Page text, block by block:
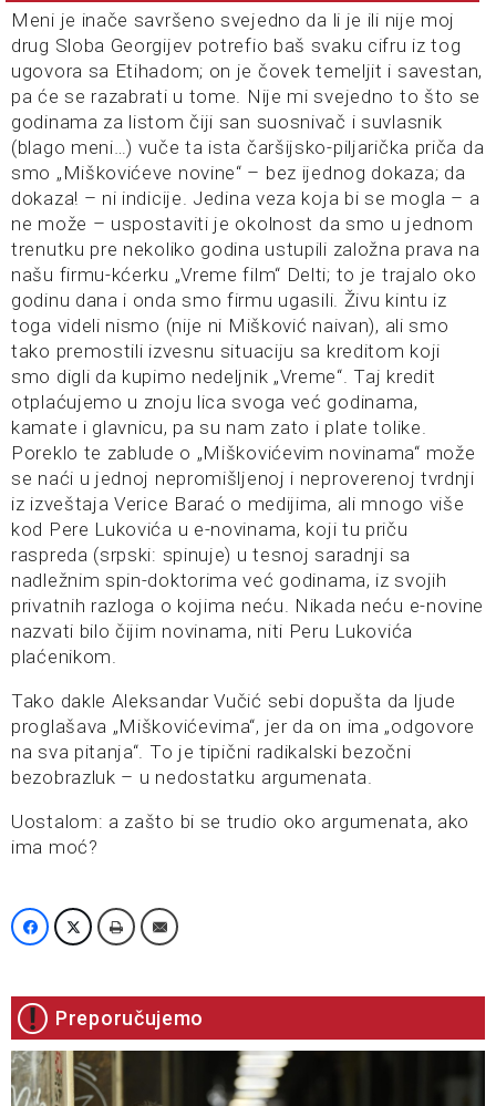
Meni je inače savršeno svejedno da li je ili nije moj
drug Sloba Georgijev potrefio baš svaku cifru iz tog
ugovora sa Etihadom; on je čovek temeljit i savestan,
pa će se razabrati u tome. Nije mi svejedno to što se
godinama za listom čiji san suosnivač i suvlasnik
(blago meni…) vuče ta ista čaršijsko-piljarička priča da
smo „Miškovićeve novine“ – bez ijednog dokaza; da
dokaza! – ni indicije. Jedina veza koja bi se mogla – a
ne može – uspostaviti je okolnost da smo u jednom
trenutku pre nekoliko godina ustupili založna prava na
našu firmu-kćerku „Vreme film“ Delti; to je trajalo oko
godinu dana i onda smo firmu ugasili. Živu kintu iz
toga videli nismo (nije ni Mišković naivan), ali smo
tako premostili izvesnu situaciju sa kreditom koji
smo digli da kupimo nedeljnik „Vreme“. Taj kredit
otplaćujemo u znoju lica svoga već godinama,
kamate i glavnicu, pa su nam zato i plate tolike.
Poreklo te zablude o „Miškovićevim novinama“ može
se naći u jednoj nepromišljenoj i neproverenoj tvrdnji
iz izveštaja Verice Barać o medijima, ali mnogo više
kod Pere Lukovića u e-novinama, koji tu priču
raspreda (srpski: spinuje) u tesnoj saradnji sa
nadležnim spin-doktorima već godinama, iz svojih
privatnih razloga o kojima neću. Nikada neću e-novine
nazvati bilo čijim novinama, niti Peru Lukovića
plaćenikom.
Tako dakle Aleksandar Vučić sebi dopušta da ljude
proglašava „Miškovićevima“, jer da on ima „odgovore
na sva pitanja“. To je tipični radikalski bezočni
bezobrazluk – u nedostatku argumenata.
Uostalom: a zašto bi se trudio oko argumenata, ako
ima moć?
Preporučujemo